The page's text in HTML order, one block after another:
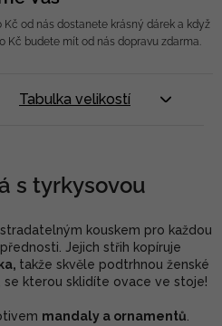
Kč od nás dostanete krásný dárek a když
Kč budete mít od nás dopravu zdarma.
Tabulka velikostí
s tyrkysovou
kouskem pro každou
Jejich střih kopíruje
takže skvěle podtrhnou ženské
se kterou sklidíte ovace ve stoje!
mandaly a ornamentů